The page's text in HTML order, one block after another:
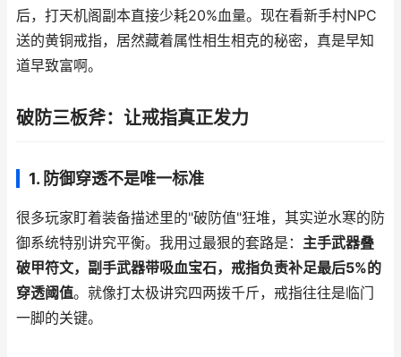
后，打天机阁副本直接少耗20%血量。现在看新手村NPC
送的黄铜戒指，居然藏着属性相生相克的秘密，真是早知
道早致富啊。
破防三板斧：让戒指真正发力
1. 防御穿透不是唯一标准
很多玩家盯着装备描述里的"破防值"狂堆，其实逆水寒的防
御系统特别讲究平衡。我用过最狠的套路是： 主手武器叠
破甲符文，副手武器带吸血宝石，戒指负责补足最后5%的
穿透阈值。就像打太极讲究四两拨千斤，戒指往往是临门
一脚的关键。